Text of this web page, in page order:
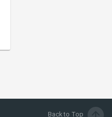
Back to Top